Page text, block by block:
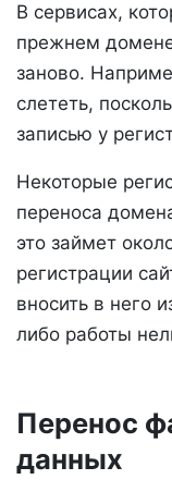
В сервисах,
прежнем
заново.
слететь,
записью у
Некоторые
переноса
это займет
регистрации
вносить в него
либо работы
Перенос
данных